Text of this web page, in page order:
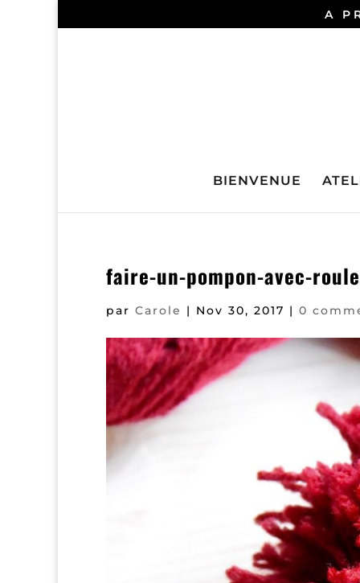
A
BIENVENUE
faire-un-pompon-avec-
par Carole | Nov 30, 2017 | 0